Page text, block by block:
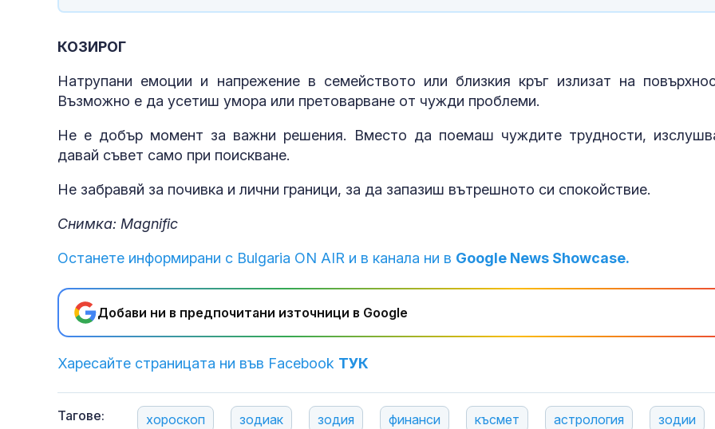
КОЗИРОГ
Натрупани емоции и напрежение в семейството или близкия кръг излизат на
Възможно е да усетиш умора или претоварване от чужди проблеми.
Не е добър момент за важни решения. Вместо да поемаш чуждите трудности,
давай съвет само при поискване.
Не забравяй за почивка и лични граници, за да запазиш вътрешното си спокойствие.
Снимка: Magnific
Останете информирани с Bulgaria ON AIR и в канала ни в Google News Showcase.
Добави ни в предпочитани източници в Google
Харесайте страницата ни във Facebook ТУК
Тагове: хороскоп зодиак зодия финанси късмет астрология зодии